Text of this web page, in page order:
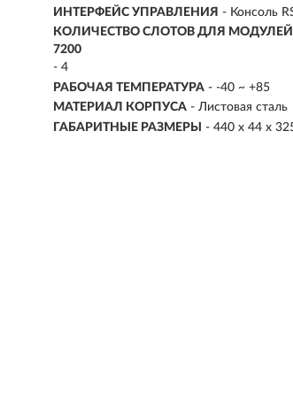
ИНТЕРФЕЙС УПРАВЛЕНИЯ - Консоль
КОЛИЧЕСТВО СЛОТОВ ДЛЯ МОДУЛЕЙ
7200
- 4
РАБОЧАЯ ТЕМПЕРАТУРА - -40 ~ +85
МАТЕРИАЛ КОРПУСА - Листовая сталь
ГАБАРИТНЫЕ РАЗМЕРЫ
- 440 x 44 x